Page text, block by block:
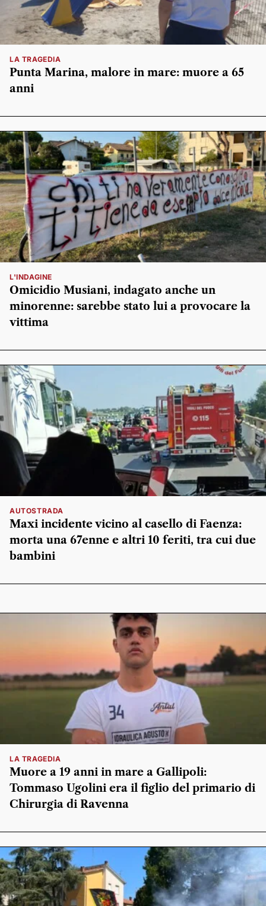
LA TRAGEDIA
Punta Marina, malore in mare: muore a 65
anni
L'INDAGINE
Omicidio Musiani, indagato anche un
minorenne: sarebbe stato lui a provocare la
vittima
AUTOSTRADA
Maxi incidente vicino al casello di Faenza:
morta una 67enne e altri 10 feriti, tra cui due
bambini
LA TRAGEDIA
Muore a 19 anni in mare a Gallipoli:
Tommaso Ugolini era il figlio del primario di
Chirurgia di Ravenna